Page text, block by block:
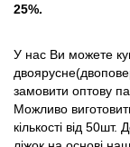
25%.
У нас Ви можете
замовити оптову
Можливо
кількості від